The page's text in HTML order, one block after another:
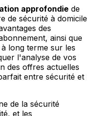
approfondie de
de sécurité à domicile
des
ainsi que
long terme sur les
l'analyse de vos
des offres actuelles
entre sécurité et
de la sécurité
et les